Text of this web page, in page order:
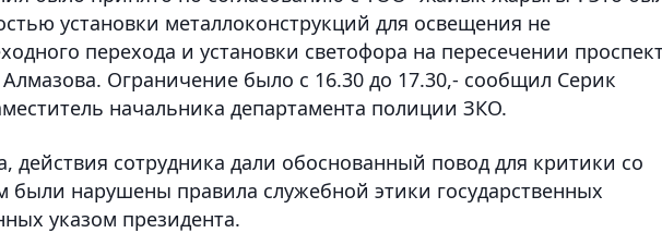
установки металлоконструкций для освещения не
перехода и установки светофора на пересечении
Ограничение было с 16.30 до 17.30,- сообщил Серик
начальника департамента полиции ЗКО.
действия сотрудника дали обоснованный повод для критики со
были нарушены правила служебной этики государственных
указом президента.